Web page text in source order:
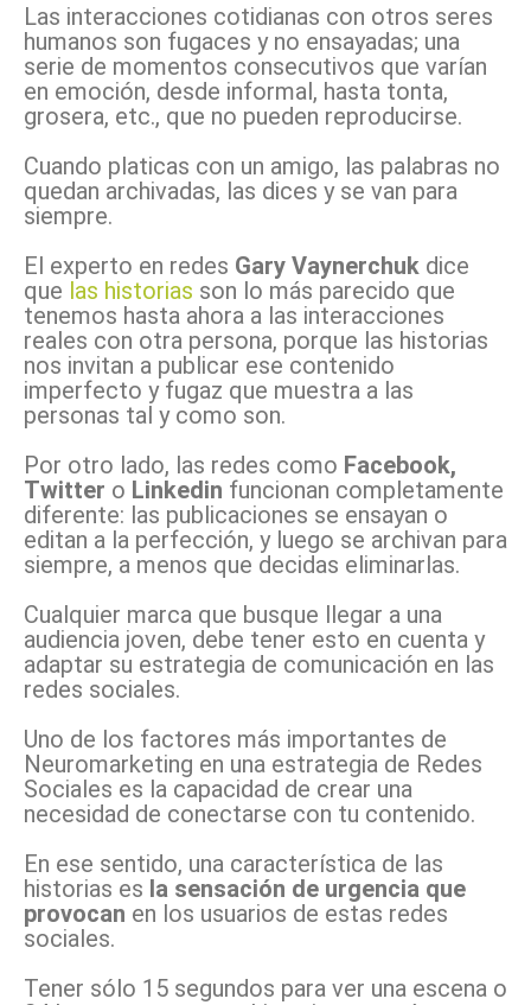
Las interacciones cotidianas con otros seres
humanos son fugaces y no ensayadas; una
serie de momentos consecutivos que varían
en emoción, desde informal, hasta tonta,
grosera, etc., que no pueden reproducirse.
Cuando platicas con un amigo, las palabras no
quedan archivadas, las dices y se van para
siempre.
El experto en redes Gary Vaynerchuk dice
que las historias son lo más parecido que
tenemos hasta ahora a las interacciones
reales con otra persona, porque las historias
nos invitan a publicar ese contenido
imperfecto y fugaz que muestra a las
personas tal y como son.
Por otro lado, las redes como Facebook,
Twitter o Linkedin funcionan completamente
diferente: las publicaciones se ensayan o
editan a la perfección, y luego se archivan para
siempre, a menos que decidas eliminarlas.
Cualquier marca que busque llegar a una
audiencia joven, debe tener esto en cuenta y
adaptar su estrategia de comunicación en las
redes sociales.
Uno de los factores más importantes de
Neuromarketing en una estrategia de Redes
Sociales es la capacidad de crear una
necesidad de conectarse con tu contenido.
En ese sentido, una característica de las
historias es la sensación de urgencia que
provocan en los usuarios de estas redes
sociales.
Tener sólo 15 segundos para ver una escena o